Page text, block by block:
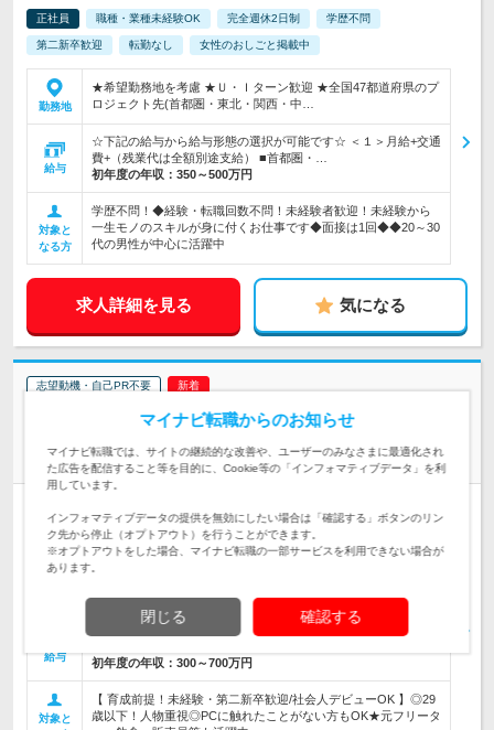
正社員 職種・業種未経験OK 完全週休2日制 学歴不問
第二新卒歓迎 転勤なし 女性のおしごと掲載中
勤務地
★希望勤務地を考慮 ★Ｕ・Ｉターン歓迎 ★全国47都道府県のプ
ロジェクト先(首都圏・東北・関西・中…
給与
☆下記の給与から給与形態の選択が可能です☆ ＜１＞月給+交通
費+（残業代は全額別途支給） ■首都圏・…
初年度の年収： 350～500万円
対象と
なる方
学歴不問！◆経験・転職回数不問！未経験者歓迎！未経験から
一生モノのスキルが身に付くお仕事です◆面接は1回◆◆20～30
代の男性が中心に活躍中
求人詳細を見る 気になる
志望動機・自己PR不要
株式会社SPIN TECHNOLOGY
100%
第二新卒歓迎 転勤なし リモートワーク可
【 一人暮らし応援宣言！U・Iターン歓迎！】 ◆転勤なし ◆上京
給与
月給25万円～60万円＋各種手当（資格1種類につき、毎月3,000
初年度の年収： 300～700万円
対象と
【 育成前提！未経験・第二新卒歓迎/社会人デビューOK 】◎29
歳以下！人物重視◎PCに触れたことがない方もOK★元フリータ
マイナビ転職からのお知らせ
マイナビ転職では、サイトの継続的な改善や、ユーザーのみなさまに最適化され
た広告を配信すること等を目的に、Cookie等の「インフォマティブデータ」を利
用しています。
インフォマティブデータの提供を無効にしたい場合は「確認する」ボタンのリン
ク先から停止（オプトアウト）を行うことができます。
※オプトアウトをした場合、マイナビ転職の一部サービスを利用できない場合が
あります。
閉じる 確認する